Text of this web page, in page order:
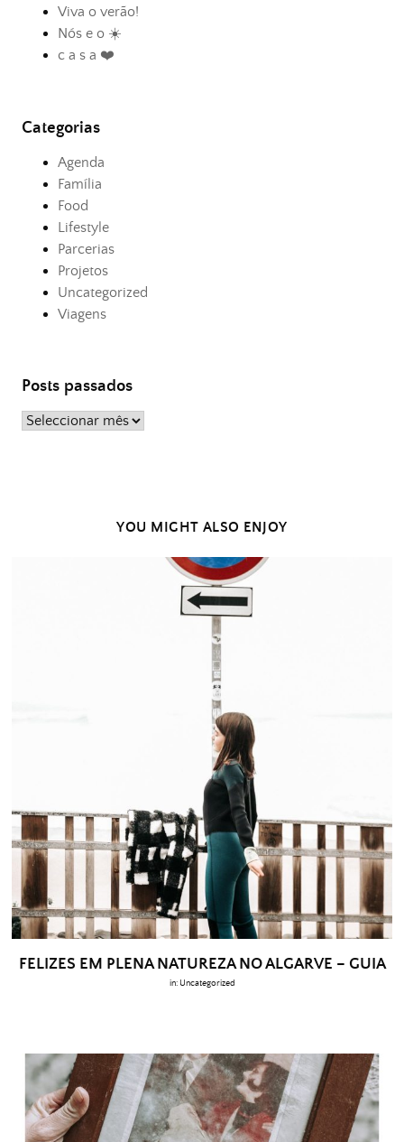
Viva o verão!
Nós e o ☀️
c a s a ❤️
Categorias
Agenda
Família
Food
Lifestyle
Parcerias
Projetos
Uncategorized
Viagens
Posts passados
Posts
YOU MIGHT ALSO ENJOY
FELIZES EM PLENA NATUREZA NO ALGARVE – GUIA
in: Uncategorized